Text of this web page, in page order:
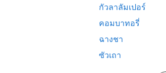
กัวลาลัมเปอร์
คอมบาทอรี่
ฉางชา
ซัวเถา